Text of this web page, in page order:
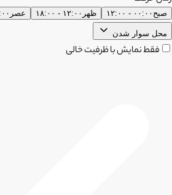
صبح ۰۰:۰۰ - ۱۲:۰۰ ظهر ۱۲:۰۰ - ۱۸:۰۰ عصر
محل سوار شدن
فقط نمایش با ظرفیت خالی